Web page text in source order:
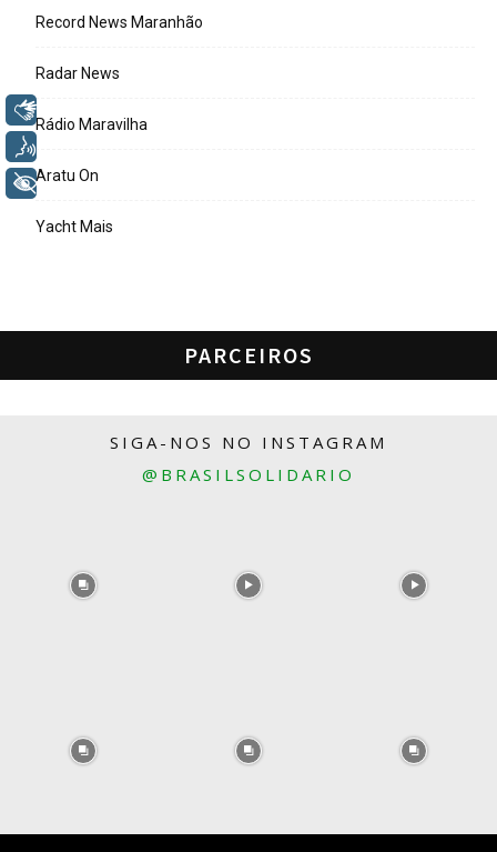
Record News Maranhão
Radar News
Rádio Maravilha
Aratu On
Yacht Mais
PARCEIROS
SIGA-NOS NO INSTAGRAM
@BRASILSOLIDARIO
+ Acessibilidade